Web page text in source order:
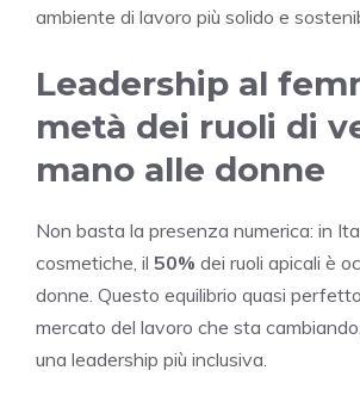
ambiente di lavoro più solido e
Leadership al
metà dei ruoli di
mano alle donne
Non basta la presenza numerica: in
cosmetiche, il 50% dei ruoli apicali è
donne. Questo equilibrio quasi
mercato del lavoro che sta
una leadership più inclusiva.